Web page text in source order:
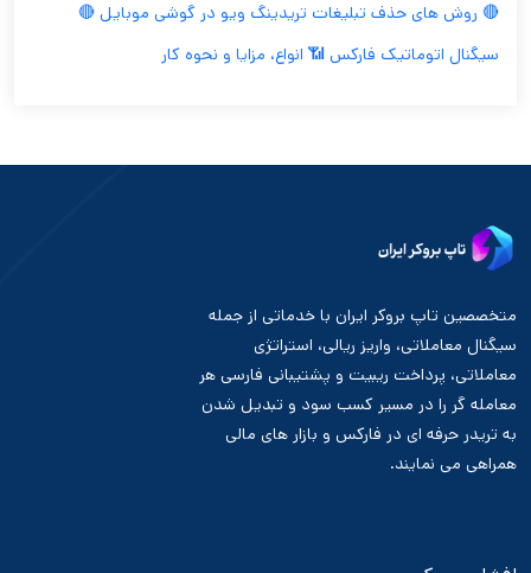
🔴 روش های حذف تبلیغات تریدینگ ویو در گوشی موبایل 🔴
سیگنال اتوماتیک فارکس 📶 انواع، مزایا و نحوه کار
متخصصین تاپ بروکر ایران با خدماتی از جمله
سیگنال معاملاتی، واریز ریالی، استراتژی
معاملاتی، پرداخت ریبیت و پشتیبانی فارسی هر
معامله گر را در مسیر کسب سود و تبدیل شدن
به تریدر حرفه ای در فارکس و بازار های مالی
همراهی می نمایند.